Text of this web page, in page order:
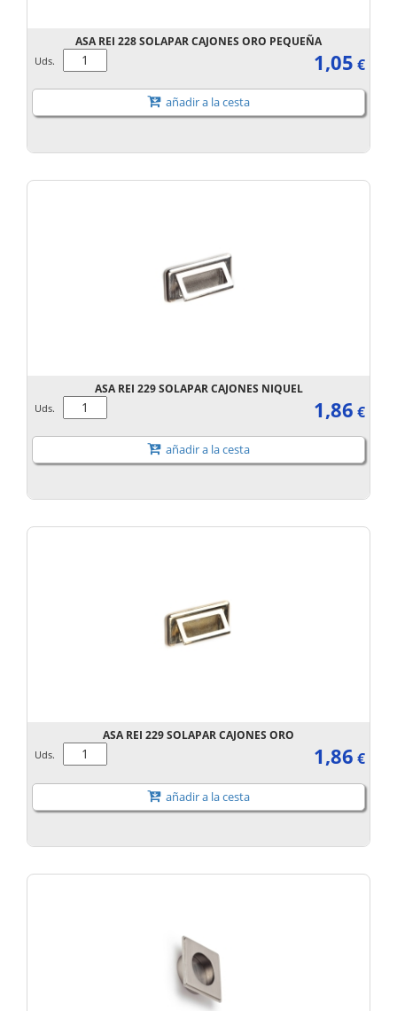
ASA REI 228 SOLAPAR CAJONES ORO PEQUEÑA
Uds. 1,05 €
añadir a la cesta
ASA REI 229 SOLAPAR CAJONES NIQUEL
Uds. 1,86 €
añadir a la cesta
ASA REI 229 SOLAPAR CAJONES ORO
Uds. 1,86 €
añadir a la cesta